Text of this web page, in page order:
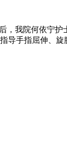
我院何依宁
导手指屈伸、